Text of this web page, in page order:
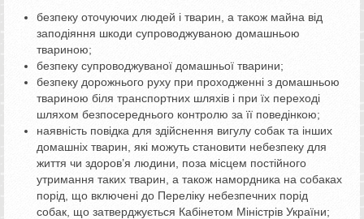
безпеку оточуючих людей і тварин, а також майна від
заподіяння шкоди супроводжуваною домашньою
твариною;
безпеку супроводжуваної домашньої тварини;
безпеку дорожнього руху при проходженні з домашньою
твариною біля транспортних шляхів і при їх переході
шляхом безпосереднього контролю за її поведінкою;
наявність повідка для здійснення вигулу собак та інших
домашніх тварин, які можуть становити небезпеку для
життя чи здоров’я людини, поза місцем постійного
утримання таких тварин, а також намордника на собаках
порід, що включені до Переліку небезпечних порід
собак, що затверджується Кабінетом Міністрів України;